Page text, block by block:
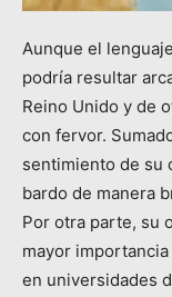
Aunque el
podría resultar
Reino Unido y de
con fervor.
sentimiento de su
bardo de manera
Por otra parte, su
mayor
en universidades